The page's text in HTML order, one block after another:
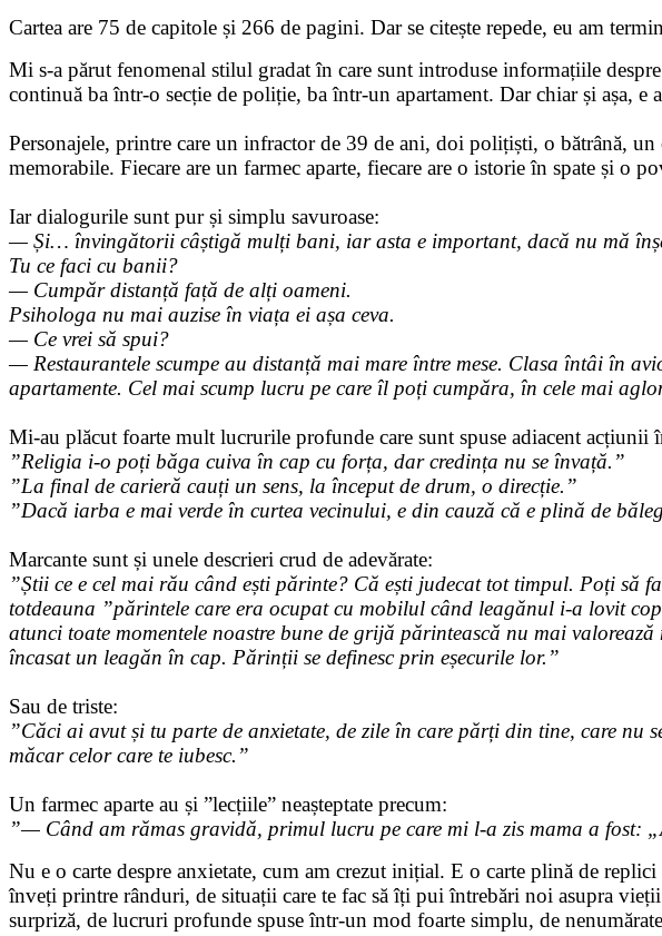
Cartea are 75 de capitole și 266 de pagini. Dar se citește repede, eu am
Mi s-a părut fenomenal stilul gradat în care sunt introduse informațiile
continuă ba într-o secție de poliție, ba într-un apartament. Dar chiar și așa,
Personajele, printre care un infractor de 39 de ani, doi polițiști, o bătrână,
memorabile. Fiecare are un farmec aparte, fiecare are o istorie în spate și o
Iar dialogurile sunt pur și simplu savuroase:
— Și… învingătorii câștigă mulți bani, iar asta e important, dacă nu mă
Tu ce faci cu banii?
— Cumpăr distanță față de alți oameni.
Psihologa nu mai auzise în viața ei așa ceva.
— Ce vrei să spui?
— Restaurantele scumpe au distanță mai mare între mese. Clasa întâi în
apartamente. Cel mai scump lucru pe care îl poți cumpăra, în cele mai
Mi-au plăcut foarte mult lucrurile profunde care sunt spuse adiacent acțiunii
”Religia i-o poți băga cuiva în cap cu forța, dar credința nu se învață.”
”La final de carieră cauți un sens, la început de drum, o direcție.”
”Dacă iarba e mai verde în curtea vecinului, e din cauză că e plină de
Marcante sunt și unele descrieri crud de adevărate:
”Știi ce e cel mai rău când ești părinte? Că ești judecat tot timpul. Poți să
totdeauna ”părintele care era ocupat cu mobilul când leagănul i-a lovit
atunci toate momentele noastre bune de grijă părintească nu mai
încasat un leagăn în cap. Părinții se definesc prin eșecurile lor.”
Sau de triste:
”Căci ai avut și tu parte de anxietate, de zile în care părți din tine, care
măcar celor care te iubesc.”
Un farmec aparte au și ”lecțiile” neașteptate precum:
”— Când am rămas gravidă, primul lucru pe care mi l-a zis mama a fost:
Nu e o carte despre anxietate, cum am crezut inițial. E o carte plină de
înveți printre rânduri, de situații care te fac să îți pui întrebări noi asupra
surpriză, de lucruri profunde spuse într-un mod foarte simplu, de